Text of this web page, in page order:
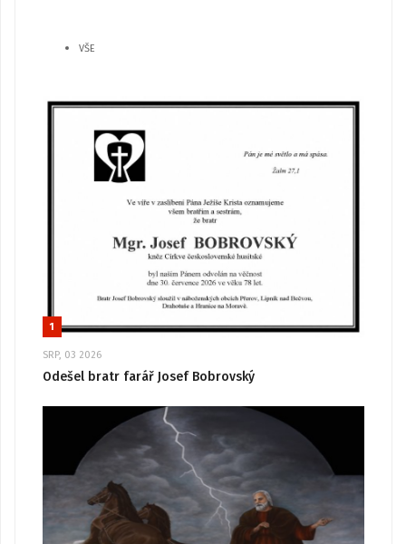
VŠE
1
SRP, 03 2026
Odešel bratr farář Josef Bobrovský